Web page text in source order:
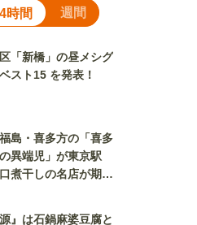
時間 週間
「新橋」の昼メシグ
スト15 を発表！
島・喜多方の「喜多
異端児」が東京駅
煮干しの名店が期間
』は石鍋麻婆豆腐と